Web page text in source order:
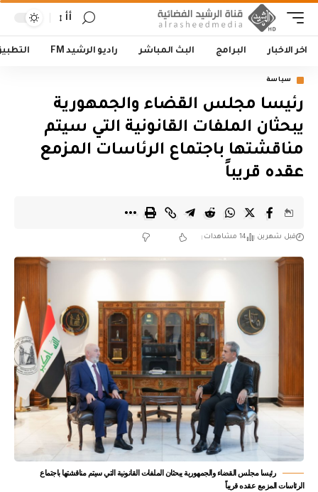
أأ
اخر الاخبار البرامج البث المباشر راديو الرشيد FM
سياسة
رئيسا مجلس القضاء والجمهورية
يبحثان الملفات القانونية التي سيتم
مناقشتها باجتماع الرئاسات المزمع
عقده قريباً
قبل شهرين 14 مشاهدات
رئيسا مجلس القضاء والجمهورية يبحثان الملفات القانونية التي سيتم مناقشتها باجتماع
الرئاسات المزمع عقده قريباً